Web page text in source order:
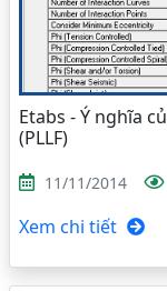
Etabs - Ý nghĩa
(PLLF)
11/11/2014
Xem chi tiết